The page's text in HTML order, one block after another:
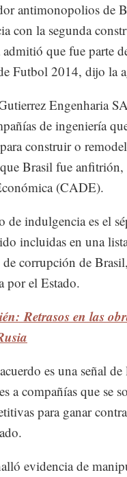
antimonopolios de
con la segunda
que fue parte
Futbol 2014, dijo la
Engenharia
de ingeniería
construir o
Brasil fue
(CADE).
de indulgencia es el
incluidas en una
de corrupción de
por el Estado.
Retrasos en las
es una señal
a compañías que se
para ganar
evidencia de